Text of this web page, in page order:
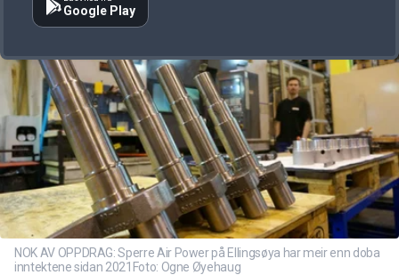
NOK AV OPPDRAG: Sperre Air Power på Ellingsøya har meir enn doba
inntektene sidan 2021Foto: Ogne Øyehaug
Google Play